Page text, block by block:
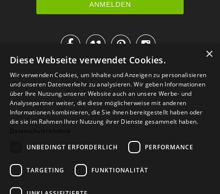

IM KATALOG BLÄTTERN
Versand Zahlarten
Retoure
×
Diese Webseite verwendet Cookies.
Wir verwenden Cookies, um Inhalte und Anzeigen zu personalisieren
und unseren Datenverkehr zu analysieren. Wir geben Informationen
über Ihre Nutzung unserer Website auch an unsere Werbe- und
Analysepartner weiter, die diese möglicherweise mit anderen
Informationen kombinieren, die Sie ihnen bereitgestellt haben oder
die sie im Rahmen Ihrer Nutzung ihrer Dienste gesammelt haben.
Datenschutzrichtlinie
UNBEDINGT ERFORDERLICH
PERFORMANCE
TARGETING FUNKTIONALITÄT